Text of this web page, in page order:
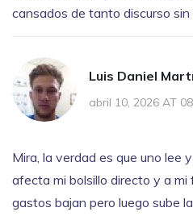
cansados de tanto discurso sin
Luis Daniel
abril 10, 2026 AT
Mira, la verdad es que uno lee
afecta mi bolsillo directo y a mi
gastos bajan pero luego sube